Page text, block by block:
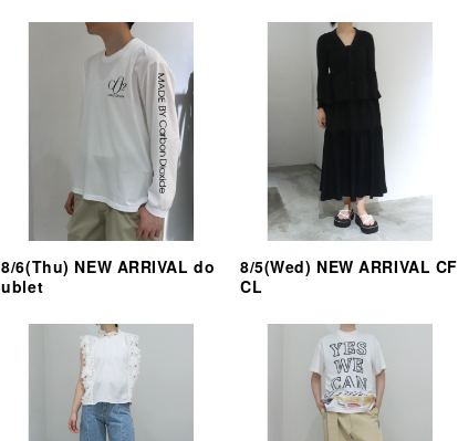
8/6(Thu) NEW ARRIVAL do
ublet
8/5(Wed) NEW ARRIVAL CF
CL